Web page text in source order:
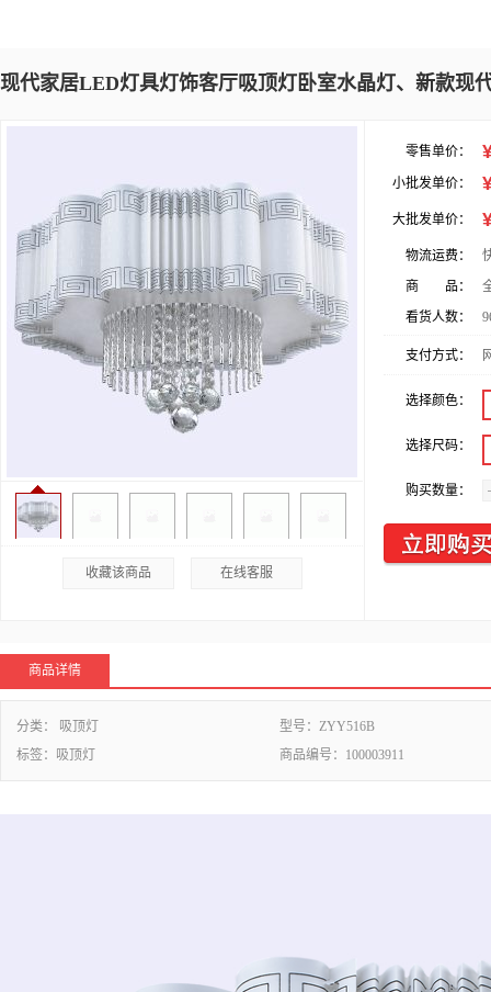
现代家居LED灯具灯饰客厅吸顶灯卧室水晶灯、新款现
收藏该商品 在线客服
零售单价：
小批发单价：
大批发单价：
物流运费：
商 品：
看货人数：
支付方式：
选择颜色：
选择尺码：
购买数量：
商品详情
分类： 吸顶灯 型号： ZYY516B
标签： 吸顶灯 商品编号： 100003911